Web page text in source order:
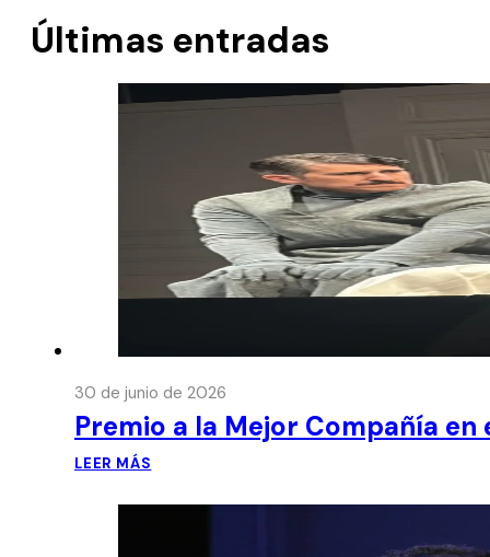
Últimas entradas
30 de junio de 2026
Premio a la Mejor Compañía en
LEER MÁS